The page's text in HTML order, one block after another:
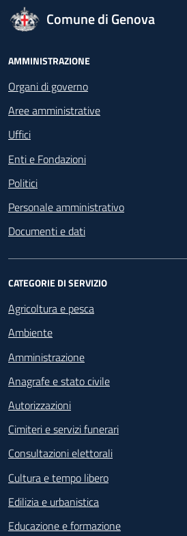
logo Unione Europea
Comune di Genova
Footer - Navigazione
AMMINISTRAZIONE
Organi di governo
Aree amministrative
Uffici
Enti e Fondazioni
Politici
Personale amministrativo
Documenti e dati
CATEGORIE DI SERVIZIO
Agricoltura e pesca
Ambiente
Amministrazione
Anagrafe e stato civile
Autorizzazioni
Cimiteri e servizi funerari
Consultazioni elettorali
Cultura e tempo libero
Edilizia e urbanistica
Educazione e formazione